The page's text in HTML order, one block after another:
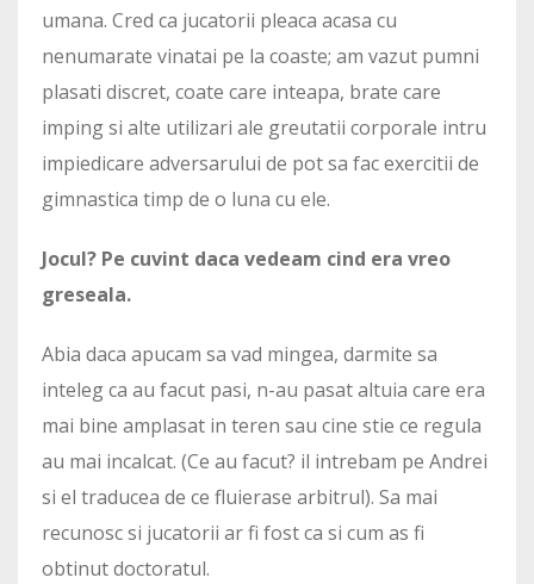
umana. Cred ca jucatorii pleaca acasa cu
nenumarate vinatai pe la coaste; am vazut pumni
plasati discret, coate care inteapa, brate care
imping si alte utilizari ale greutatii corporale intru
impiedicare adversarului de pot sa fac exercitii de
gimnastica timp de o luna cu ele.
Jocul? Pe cuvint daca vedeam cind era vreo
greseala.
Abia daca apucam sa vad mingea, darmite sa
inteleg ca au facut pasi, n-au pasat altuia care era
mai bine amplasat in teren sau cine stie ce regula
au mai incalcat. (Ce au facut? il intrebam pe Andrei
si el traducea de ce fluierase arbitrul). Sa mai
recunosc si jucatorii ar fi fost ca si cum as fi
obtinut doctoratul.